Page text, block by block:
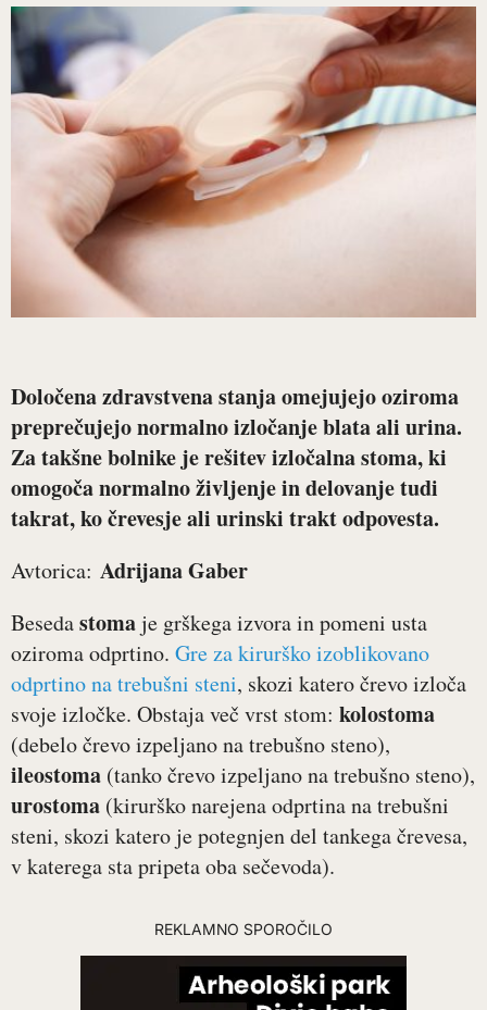
Določena zdravstvena stanja omejujejo oziroma
preprečujejo normalno izločanje blata ali urina.
Za takšne bolnike je rešitev izločalna stoma, ki
omogoča normalno življenje in delovanje tudi
takrat, ko črevesje ali urinski trakt odpovesta.
Avtorica: Adrijana Gaber
Besedastomaje grškega izvora in pomeni usta
oziroma odprtino. Gre za kirurško izoblikovano
odprtino na trebušni steni, skozi katero črevo izloča
svoje izločke. Obstaja več vrst stom: kolostoma
(debelo črevo izpeljano na trebušno steno),
ileostoma (tanko črevo izpeljano na trebušno steno),
urostoma (kirurško narejena odprtina na trebušni
steni, skozi katero je potegnjen del tankega črevesa,
v katerega sta pripeta oba sečevoda).
REKLAMNO SPOROČILO